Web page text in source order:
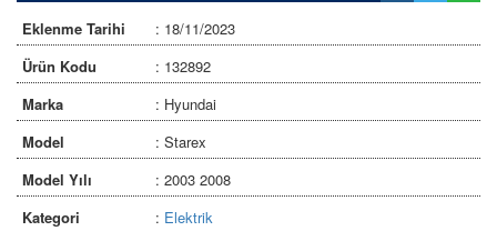
Eklenme Tarihi
: 18/11/2023
Ürün Kodu
: 132892
Marka
: Hyundai
Model
: Starex
Model Yılı
: 2003 2008
Kategori
: Elektrik